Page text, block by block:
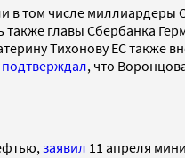
в том числе миллиардеры
главы Сбербанка
Тихонову ЕС также
подтверждал, что
заявил 11 апреля